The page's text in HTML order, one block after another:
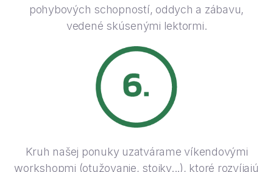
pohybových schopností, oddych a zábavu,
vedené skúsenými lektormi.
Kruh našej ponuky uzatvárame víkendovými
workshopmi (otužovanie, stojky...), ktoré rozvíjajú